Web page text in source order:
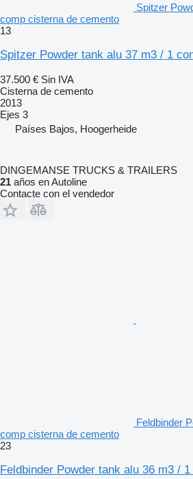
Spitzer
comp cisterna de cemento
13
Spitzer Powder tank alu 37 m3 / 1
37.500 € Sin IVA
Cisterna de cemento
2013
Ejes 3
Países Bajos, Hoogerheide
DINGEMANSE TRUCKS & TRAILERS
21 años en Autoline
Contacte con el vendedor
Feldbinder
comp cisterna de cemento
23
Feldbinder Powder tank alu 36 m3 /